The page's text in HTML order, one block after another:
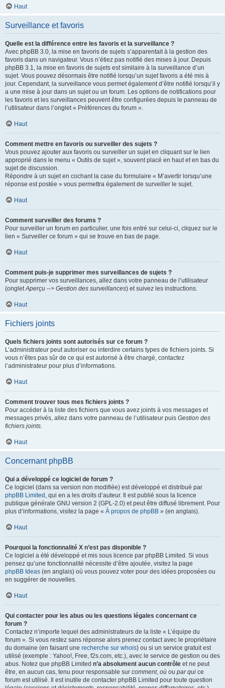
Haut
Surveillance et favoris
Quelle est la différence entre les favoris et la surveillance ?
Avec phpBB 3.0, la mise en favoris de sujets s’apparentait à la gestion des
favoris dans un navigateur. Vous n’étiez pas notifié des mises à jour. Depuis
phpBB 3.1, la mise en favoris de sujets est similaire à la surveillance d’un
sujet. Vous pouvez désormais être notifié lorsqu’un sujet favoris a été mis à
jour. Cependant, la surveillance vous permet également d’être notifié lorsqu’il y
a une mise à jour dans un sujet ou un forum. Les options de notifications pour
les favoris et les surveillances peuvent être configurées depuis le panneau de
l’utilisateur dans l’onglet « Préférences du forum ».
Haut
Comment mettre en favoris ou surveiller des sujets ?
Vous pouvez ajouter aux favoris ou surveiller un sujet en cliquant sur le lien
approprié dans le menu « Outils de sujet », souvent placé en haut et en bas du
sujet de discussion.
Répondre à un sujet en cochant la case du formulaire « M’avertir lorsqu’une
réponse est postée » vous permettra également de surveiller le sujet.
Haut
Comment surveiller des forums ?
Pour surveiller un forum en particulier, une fois entré sur celui-ci, cliquez sur le
lien « Surveiller ce forum » qui se trouve en bas de page.
Haut
Comment puis-je supprimer mes surveillances de sujets ?
Pour supprimer vos surveillances, allez dans votre panneau de l’utilisateur
(ongletAperçu --> Gestion des surveillances) et suivez les instructions.
Haut
Fichiers joints
Quels fichiers joints sont autorisés sur ce forum ?
L’administrateur peut autoriser ou interdire certains types de fichiers joints. Si
vous n’êtes pas sûr de ce qui est autorisé à être chargé, contactez
l’administrateur pour plus d’informations.
Haut
Comment trouver tous mes fichiers joints ?
Pour accéder à la liste des fichiers que vous avez joints à vos messages et
messages privés, allez dans votre panneau de l’utilisateur puis Gestion des
fichiers joints.
Haut
Concernant phpBB
Qui a développé ce logiciel de forum ?
Ce logiciel (dans sa version non modifiée) est développé et distribué par
phpBB Limited , qui en a les droits d’auteur. Il est publié sous la licence
publique générale GNU version 2 (GPL-2.0) et peut être diffusé librement. Pour
plus d’informations, visitez la page « À propos de phpBB » (en anglais).
Haut
Pourquoi la fonctionnalité X n’est pas disponible ?
Ce logiciel a été développé et mis sous licence par phpBB Limited. Si vous
pensez qu’une fonctionnalité nécessite d’être ajoutée, visitez la page
phpBB Ideas (en anglais) où vous pouvez voter pour des idées proposées ou
en suggérer de nouvelles.
Haut
Qui contacter pour les abus ou les questions légales concernant ce
forum ?
Contactez n’importe lequel des administrateurs de la liste « L’équipe du
forum ». Si vous restez sans réponse alors prenez contact avec le propriétaire
du domaine (en faisant une recherche sur whois) ou si un service gratuit est
utilisé (exemple : Yahoo!, Free, f2s.com, etc.), avec le service de gestion ou des
abus. Notez que phpBB Limited n’a absolument aucun contrôle et ne peut
être, en aucun cas, tenu pour responsable sur comment, où ou par qui ce
forum est utilisé. Il est inutile de contacter phpBB Limited pour toute question